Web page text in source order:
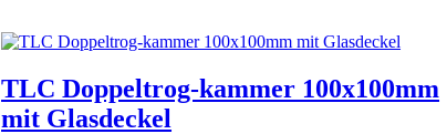
TLC Doppeltrog-kammer 100x100mm
mit Glasdeckel